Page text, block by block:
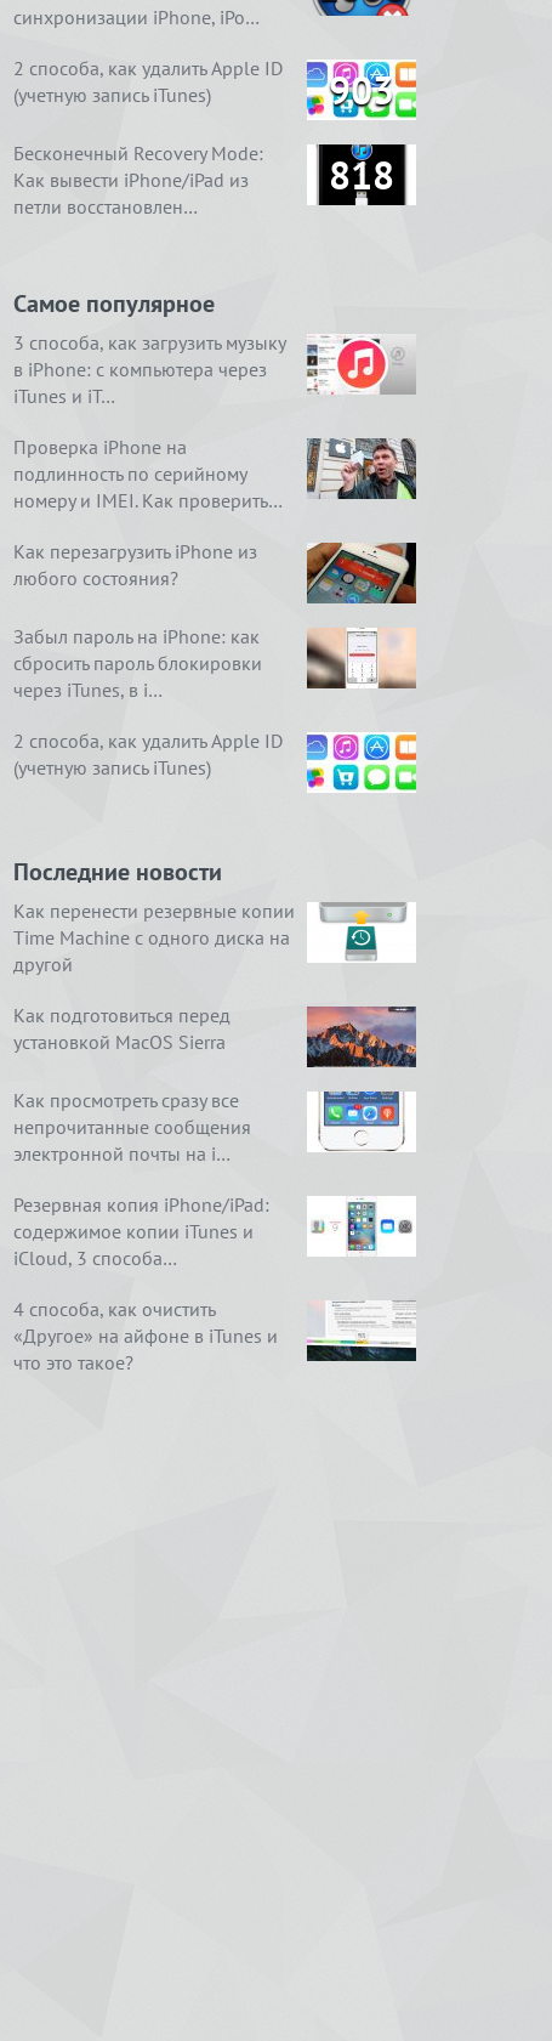
синхронизации iPhone, iPo…
2 способа, как удалить Apple ID
(учетную запись iTunes)
903
Бесконечный Recovery Mode:
Как вывести iPhone/iPad из
петли восстановлен…
818
Самое популярное
3 способа, как загрузить музыку
в iPhone: с компьютера через
iTunes и iT…
Проверка iPhone на
подлинность по серийному
номеру и IMEI. Как проверить…
Как перезагрузить iPhone из
любого состояния?
Забыл пароль на iPhone: как
сбросить пароль блокировки
через iTunes, в i…
2 способа, как удалить Apple ID
(учетную запись iTunes)
Последние новости
Как перенести резервные копии
Time Machine с одного диска на
другой
Как подготовиться перед
установкой MacOS Sierra
Как просмотреть сразу все
непрочитанные сообщения
электронной почты на i…
Резервная копия iPhone/iPad:
содержимое копии iTunes и
iCloud, 3 способа…
4 способа, как очистить
«Другое» на айфоне в iTunes и
что это такое?